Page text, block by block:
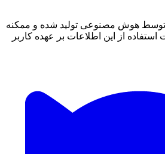
توسط هوش مصنوعی تولید شده و ممکنه
از این اطلاعات بر عهده کاربر